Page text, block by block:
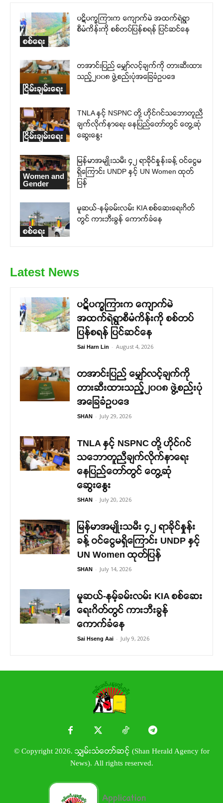
စစ်ရေး
ပဋိပက္ခကြားက ကျောက်မဲ အထက်ရဲရွာ
စီမံကိန်းကို စစ်တပ်ပြန်စရန် ပြင်ဆင်နေ
ငြိမ်းချမ်းရေး
တအာင်းပြည် မျှော်လင့်ချက်ကို တားဆီးထား
သည့်၂၀၀၈ ဖွဲ့စည်းပုံအခြေခံဥပဒေ
ငြိမ်းချမ်းရေး
TNLA နှင့် NSPNC တို့ ဟိုင်ဂင်သဘောတူညီ
ချက်လိုက်နာရေး နေပြည်တော်တွင် တွေ့ဆုံ
ဆွေးနွေး
Women and
Gender
မြန်မာအမျိုးသမီး ၄၂ ရာခိုင်နှုန်းခန့် ဝင်ငွေမ
ရှိကြောင်း UNDP နှင့် UN Women ထုတ်
ပြန်
စစ်ရေး
မူဆယ်-နမ့်ခမ်းလမ်း KIA စစ်ဆေးရေးဂိတ်
တွင် ကားဘီးခွန် ကောက်ခံနေ
Latest News
ပဋိပက္ခကြားက ကျောက်မဲ
အထက်ရဲရွာစီမံကိန်းကို စစ်တပ်
ပြန်စရန် ပြင်ဆင်နေ
Sai Harn Lin - August 4, 2026
တအာင်းပြည် မျှော်လင့်ချက်ကို
တားဆီးထားသည့်၂၀၀၈ ဖွဲ့စည်းပုံ
အခြေခံဥပဒေ
SHAN - July 29, 2026
TNLA နှင့် NSPNC တို့ ဟိုင်ဂင်
သဘောတူညီချက်လိုက်နာရေး
နေပြည်တော်တွင် တွေ့ဆုံ
ဆွေးနွေး
SHAN - July 20, 2026
မြန်မာအမျိုးသမီး ၄၂ ရာခိုင်နှုန်း
ခန့် ဝင်ငွေမရှိကြောင်း UNDP နှင့်
UN Women ထုတ်ပြန်
SHAN - July 14, 2026
မူဆယ်-နမ့်ခမ်းလမ်း KIA စစ်ဆေး
ရေးဂိတ်တွင် ကားဘီးခွန်
ကောက်ခံနေ
Sai Hseng Aai - July 9, 2026
© Copyright 2026. သျှမ်းသံတော်ဆင့် (Shan Herald Agency for
News). All rights reserved.